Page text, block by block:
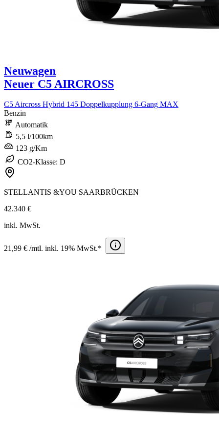
Neuwagen
Neuer C5 AIRCROSS
C5 Aircross Hybrid 145 Doppelkupplung 6-Gang MAX
Benzin
Automatik
5,5 l/100km
123 g/Km
CO2-Klasse: D
STELLANTIS &YOU SAARBRÜCKEN
42.340 €
inkl. MwSt.
21,99 € /mtl. inkl. 19% MwSt.*